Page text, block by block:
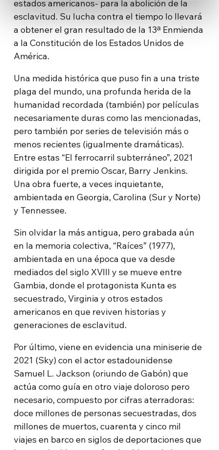
estados americanos- para la abolición de la
esclavitud. Su lucha contra el tiempo lo llevará
a obtener el gran resultado de la 13ª Enmienda
a la Constitución de los Estados Unidos de
América.
Una medida histórica que puso fin a una triste
plaga del mundo, una profunda herida de la
humanidad recordada (también) por películas
necesariamente duras como las mencionadas,
pero también por series de televisión más o
menos recientes (igualmente dramáticas).
Entre estas “El ferrocarril subterráneo”, 2021
dirigida por el premio Oscar, Barry Jenkins.
Una obra fuerte, a veces inquietante,
ambientada en Georgia, Carolina (Sur y Norte)
y Tennessee.
Sin olvidar la más antigua, pero grabada aún
en la memoria colectiva, “Raíces” (1977),
ambientada en una época que va desde
mediados del siglo XVIII y se mueve entre
Gambia, donde el protagonista Kunta es
secuestrado, Virginia y otros estados
americanos en que reviven historias y
generaciones de esclavitud.
Por último, viene en evidencia una miniserie de
2021 (Sky) con el actor estadounidense
Samuel L. Jackson (oriundo de Gabón) que
actúa como guía en otro viaje doloroso pero
necesario, compuesto por cifras aterradoras:
doce millones de personas secuestradas, dos
millones de muertos, cuarenta y cinco mil
viajes en barco en siglos de deportaciones que